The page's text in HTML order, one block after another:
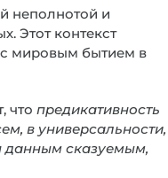
неполнотой и
Этот контекст
с мировым бытием в
что предикативность
в универсальности,
данным сказуемым,